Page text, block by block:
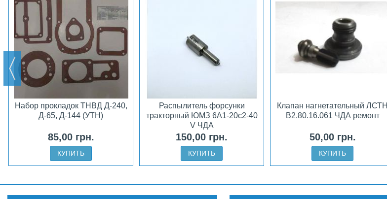
Набор прокладок ТНВД Д-240,
Д-65, Д-144 (УТН)
85,00 грн.
КУПИТЬ
Распылитель форсунки
тракторный ЮМЗ 6А1-20с2-40
V ЧДА
150,00 грн.
КУПИТЬ
Клапан нагнетательный ЛСТН
В2.80.16.061 ЧДА ремонт
50,00 грн.
КУПИТЬ